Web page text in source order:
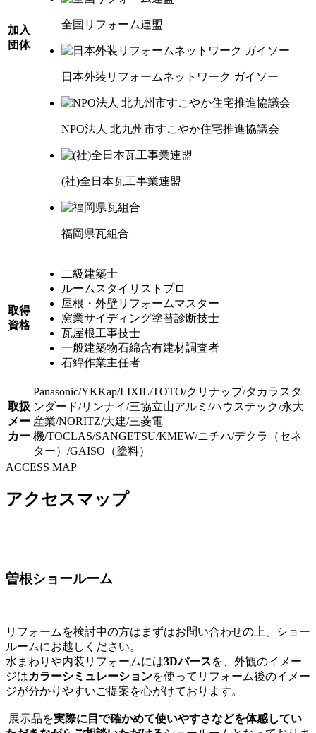
加入
団体
全国リフォーム連盟
日本外装 リフォームネットワーク ガイソー
NPO法人 北九州市すこやか住宅推進協議会
(社)全日本瓦工事業連盟
福岡県瓦組合
取得
資格
二級建築士
ルームスタイリストプロ
屋根・外壁リフォームマスター
窯業サイディング塗替診断技士
瓦屋根工事技士
一般建築物石綿含有建材調査者
石綿作業主任者
取扱
メー
カー
Panasonic/YKKap/LIXIL/TOTO/クリナップ/タカラスタ
ンダード/リンナイ/三協立山アルミ /ハウステック/永大
産業/NORITZ/大建/三菱電
機/TOCLAS/SANGETSU/KMEW/ニチハ/デクラ（セネ
ター） /GAISO（塗料）
ACCESS MAP
アクセスマップ
曽根ショールーム
リフォームを検討中の方はまずはお問い合わせの上、ショー
ルームにお越しください。
水まわりや内装リフォームには3Dパースを、外観のイメー
ジはカラーシミュレーションを使ってリフォーム後のイメー
ジが分かりやすいご提案を心がけております。
展示品を実際に目で確かめて使いやすさなどを体感してい